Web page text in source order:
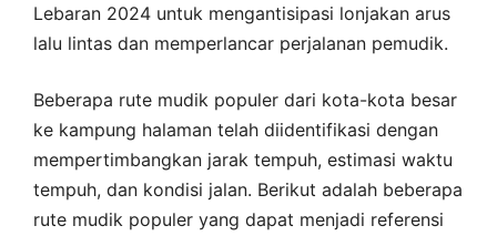
Lebaran 2024 untuk mengantisipasi lonjakan arus
lalu lintas dan memperlancar perjalanan pemudik.
Beberapa rute mudik populer dari kota-kota besar
ke kampung halaman telah diidentifikasi dengan
mempertimbangkan jarak tempuh, estimasi waktu
tempuh, dan kondisi jalan. Berikut adalah beberapa
rute mudik populer yang dapat menjadi referensi